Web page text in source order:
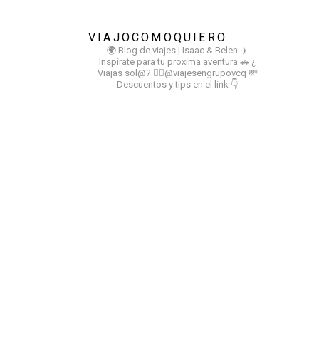
VIAJOCOMOQUIERO
🌍 Blog de viajes | Isaac & Belen ✈️
Inspírate para tu proxima aventura 🚗 ¿
Viajas sol@? 👉🏻@viajesengrupovcq 💸
Descuentos y tips en el link 👇